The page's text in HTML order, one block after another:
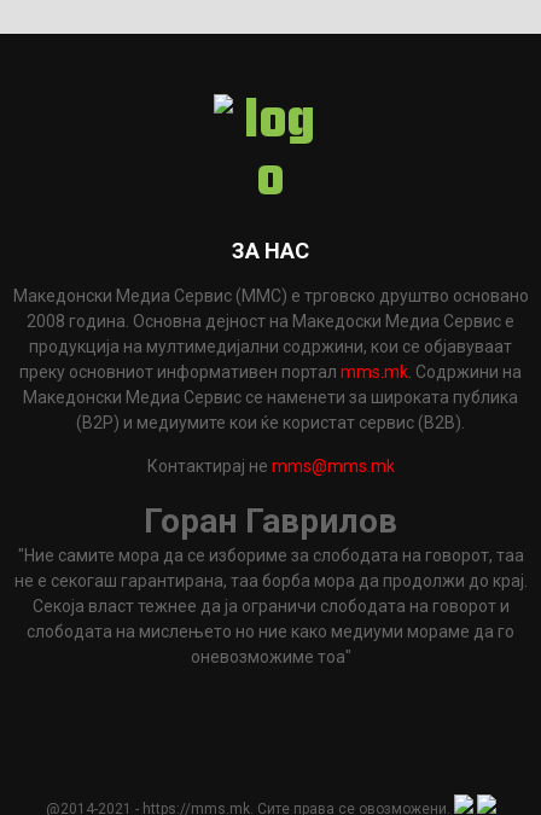
ЗА НАС
Македонски Медиа Сервис (ММС) е трговско друштво основано
2008 година. Основна дејност на Македоски Медиа Сервис е
продукција на мултимедијални содржини, кои се објавуваат
преку основниот информативен портал mms.mk. Содржини на
Македонски Медиа Сервис се наменети за широката публика
(B2P) и медиумите кои ќе користат сервис (B2B).
Контактирај не mms@mms.mk
Горан Гаврилов
"Ние самите мора да се избориме за слободата на говорот, таа
не е секогаш гарантирана, таа борба мора да продолжи до крај.
Секоја власт тежнее да ја ограничи слободата на говорот и
слободата на мислењето но ние како медиуми мораме да го
оневозможиме тоа"
@2014-2021 - https://mms.mk. Сите права се овозможени.